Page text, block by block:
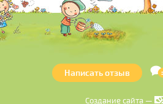
Написать отзыв
Создание сайта —